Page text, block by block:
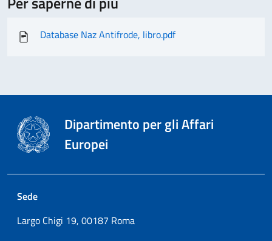
Database Naz Antifrode, libro.pdf
Dipartimento per gli Affari
Europei
Sede
Largo Chigi 19, 00187 Roma